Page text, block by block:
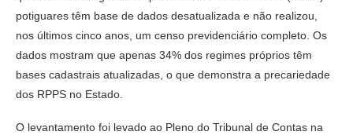
potiguares têm base de dados desatualizada e não realizou,
nos últimos cinco anos, um censo previdenciário completo. Os
dados mostram que apenas 34% dos regimes próprios têm
bases cadastrais atualizadas, o que demonstra a precariedade
dos RPPS no Estado.
O levantamento foi levado ao Pleno do Tribunal de Contas na